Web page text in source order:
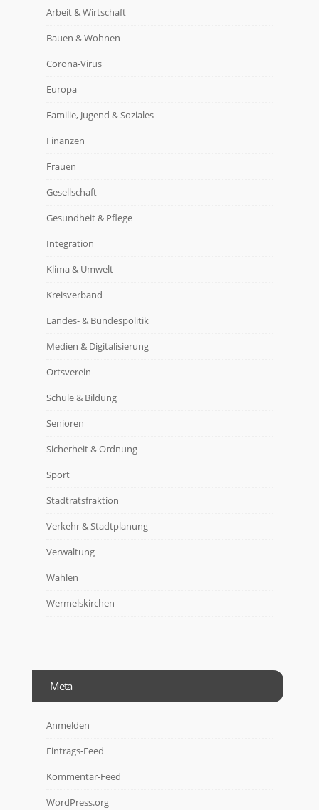
Arbeit & Wirtschaft
Bauen & Wohnen
Corona-Virus
Europa
Familie, Jugend & Soziales
Finanzen
Frauen
Gesellschaft
Gesundheit & Pflege
Integration
Klima & Umwelt
Kreisverband
Landes- & Bundespolitik
Medien & Digitalisierung
Ortsverein
Schule & Bildung
Senioren
Sicherheit & Ordnung
Sport
Stadtratsfraktion
Verkehr & Stadtplanung
Verwaltung
Wahlen
Wermelskirchen
Meta
Anmelden
Eintrags-Feed
Kommentar-Feed
WordPress.org